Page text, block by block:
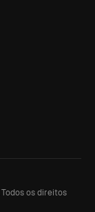
Todos os direitos